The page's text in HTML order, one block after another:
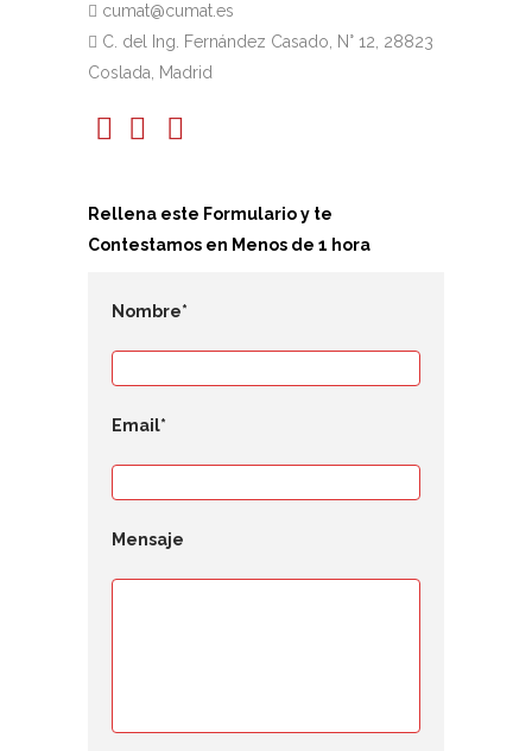
cumat@cumat.es
C. del Ing. Fernández Casado, N° 12, 28823
Coslada, Madrid
Rellena este Formulario y te
Contestamos en Menos de 1 hora
Nombre*
Email*
Mensaje